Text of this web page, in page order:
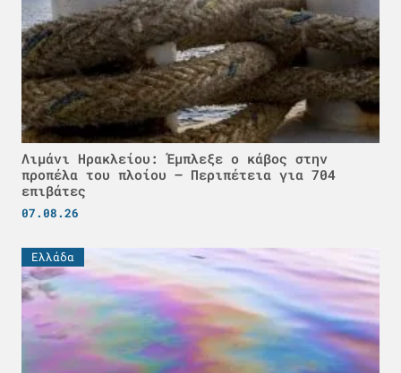
Λιμάνι Ηρακλείου: Έμπλεξε ο κάβος στην
προπέλα του πλοίου – Περιπέτεια για 704
επιβάτες
07.08.26
Ελλάδα